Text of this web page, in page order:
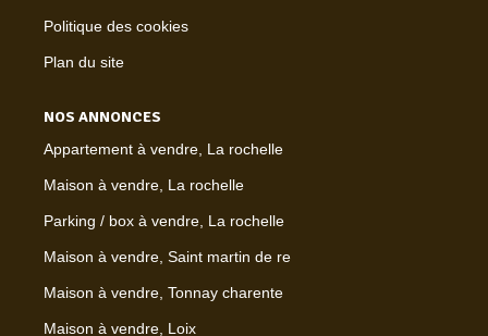
Politique des cookies
Plan du site
NOS ANNONCES
Appartement à vendre, La rochelle
Maison à vendre, La rochelle
Parking / box à vendre, La rochelle
Maison à vendre, Saint martin de re
Maison à vendre, Tonnay charente
Maison à vendre, Loix